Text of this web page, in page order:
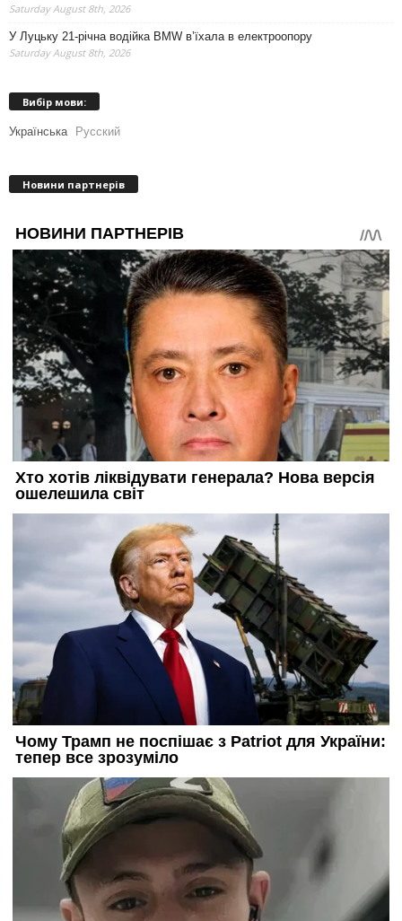
Saturday August 8th, 2026
У Луцьку 21-річна водійка BMW в’їхала в електроопору
Saturday August 8th, 2026
Вибір мови:
Українська Русский
Новини партнерів